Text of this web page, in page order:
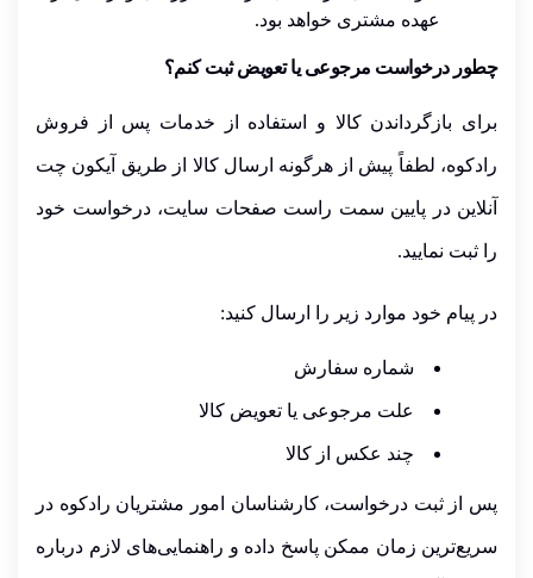
عهده مشتری خواهد بود.
چطور درخواست مرجوعی یا تعویض ثبت کنم؟
برای بازگرداندن کالا و استفاده از خدمات پس از فروش
رادکوه، لطفاً پیش از هرگونه ارسال کالا از طریق آیکون چت
آنلاین در پایین سمت راست صفحات سایت، درخواست خود
را ثبت نمایید.
در پیام خود موارد زیر را ارسال کنید:
شماره سفارش
علت مرجوعی یا تعویض کالا
چند عکس از کالا
پس از ثبت درخواست، کارشناسان امور مشتریان رادکوه در
سریع‌ترین زمان ممکن پاسخ داده و راهنمایی‌های لازم درباره